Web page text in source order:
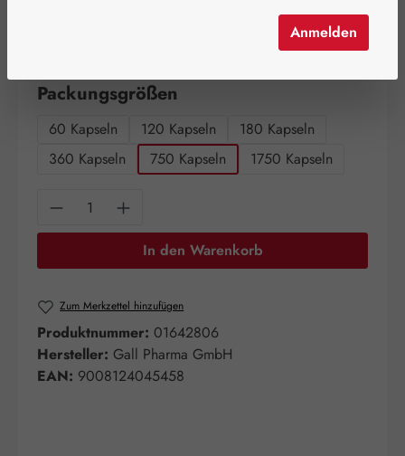
Packungsgrößen
60 Kapseln 120 Kapseln
180 Kapseln
360 Kapseln
750 Kapseln 1750 Kapseln
Produkt Anzahl: Gib den gewünschten
In den Warenkorb
Zum Merkzettel hinzufügen
Produktnummer: 01642806
Hersteller: Gall Pharma GmbH
EAN: 9008124045458
Anmelden